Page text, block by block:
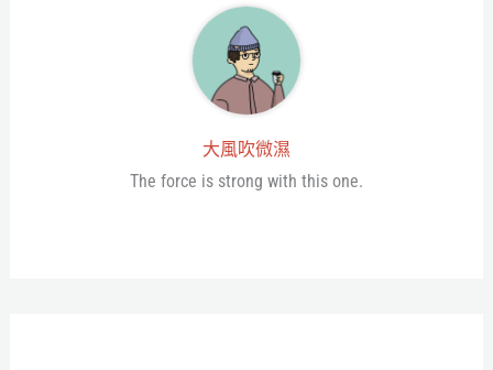
大風吹微濕
The force is strong with this one.